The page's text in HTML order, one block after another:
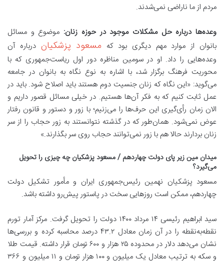
مردم از ما ناراضی نمی‌شدند.
وعده‌ها درباره حل مشکلات موجود در حوزه زنان: موضوع و مسائل
بانوان از موارد مهم دیگری بود که مسعود پزشکیان درباره آن
وعده‌هایی را داد. او در سومین مناظره دور اول ریاست‌جمهوری که با
محوریت فرهنگ برگزار شد، با اشاره به نوع نگاه به بانوان در جامعه
می‌گوید: «این نگاه که زنان جنسیت دوم هستند باید اصلاح شود. باید در
عمل ثابت کنیم که به فکر آن‌ها هستیم. در خیلی مسائل قصور داریم و
الان زمان رأی‌گیری این حرف‌ها را می‌زنیم؛ با زور و دستور و قانون رفتار
عوض نمی‌شود. همان‌طور که در گذشته نتوانستند به زور حجاب را از سر
زنان بردارند حالا هم با زور نمی‌توانند حجاب روی سر بگذارند.»
میدان مین زیر پای دولت چهاردهم / مسعود پزشکیان چه چیزی را تحویل
می‌گیرد؟
مسعود پزشکیان نهمین رئیس‌جمهوری ایران و مأمور تشکیل دولت
چهاردهم، ممکن است روز‌هایی سخت در پاستور پیش‌رو داشته باشد.
سید ابراهیم رئیسی ۱۴ مرداد ۱۴۰۰ دولت را تحویل گرفت. مرکز آمار تورم
نقطه‌به‌نقطه را در آن زمان معادل ۴۳.۲ درصد محاسبه کرده و بررسی‌ها
نشان می‌دهد دلار در محدوده ۲۵ هزار و ۶۰۰ تومان قرار داشته. قیمت طلا
و سکه به ترتیب معادل یک میلیون و ۱۰۰ هزار تومان و ۱۱ میلیون و ۳۶۶